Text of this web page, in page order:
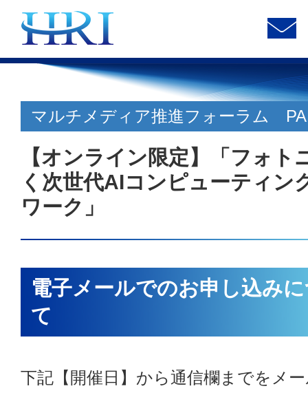
マルチメディア推進フォーラム
【オンライン限定】「フォト
く次世代AIコンピューティン
ワーク」
電子メールでのお申し込み
て
下記【開催日】から通信欄までをメ